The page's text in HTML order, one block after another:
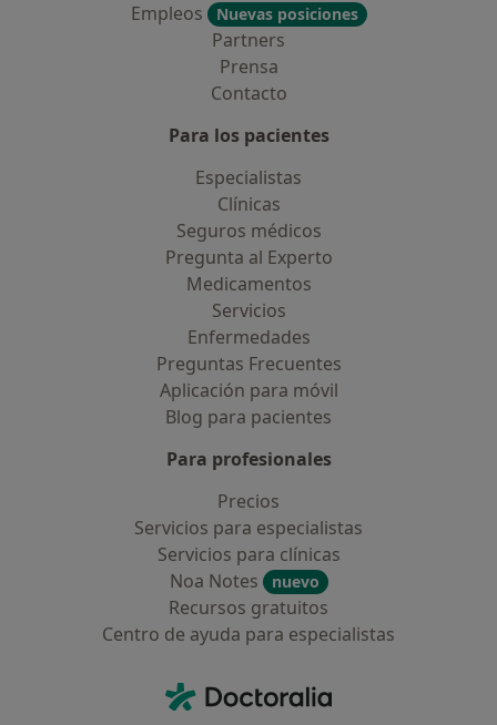
Empleos
Nuevas posiciones
Partners
Prensa
Contacto
Para los pacientes
Especialistas
Clínicas
Seguros médicos
Pregunta al Experto
Medicamentos
Servicios
Enfermedades
Preguntas Frecuentes
Aplicación para móvil
Blog para pacientes
Para profesionales
Precios
Servicios para especialistas
Servicios para clínicas
Noa Notes
nuevo
Recursos gratuitos
Centro de ayuda para especialistas
Doctoralia - Página de inicio